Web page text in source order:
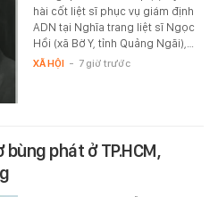
hài cốt liệt sĩ phục vụ giám định
ADN tại Nghĩa trang liệt sĩ Ngọc
Hồi (xã Bờ Y, tỉnh Quảng Ngãi),…
XÃ HỘI - 7 giờ trước
phát ở TP.HCM,